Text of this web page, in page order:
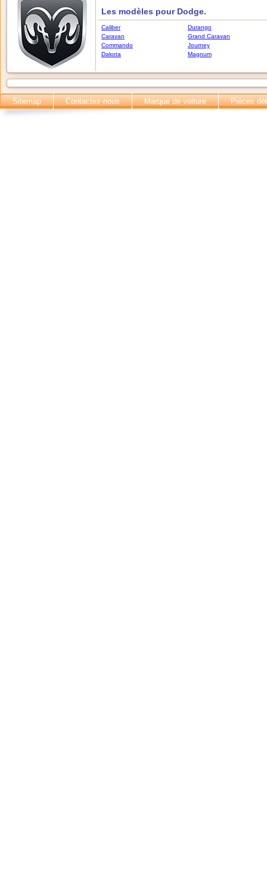
Les modèles pour Dodge.
Caliber
Caravan
Commando
Dakota
Durango
Grand Caravan
Journey
Magnum
Sitemap Contactez-nous Marque de voiture Pièces